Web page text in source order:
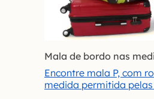
Mala de bordo nas
Encontre mala P, com
medida permitida pelas